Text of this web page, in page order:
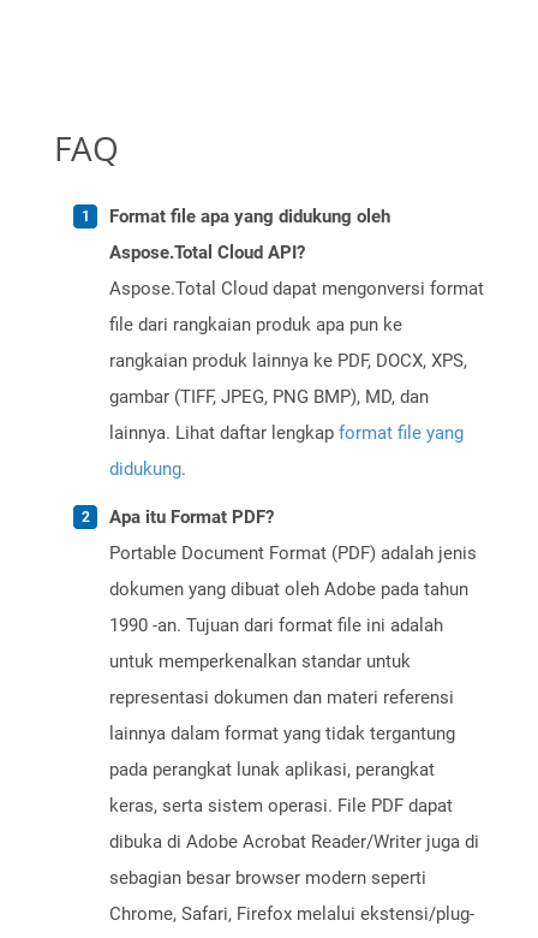
FAQ
Format file apa yang didukung oleh
Aspose.Total Cloud API?
Aspose.Total Cloud dapat mengonversi format
file dari rangkaian produk apa pun ke
rangkaian produk lainnya ke PDF, DOCX, XPS,
gambar (TIFF, JPEG, PNG BMP), MD, dan
lainnya. Lihat daftar lengkap format file yang
didukung.
Apa itu Format PDF?
Portable Document Format (PDF) adalah jenis
dokumen yang dibuat oleh Adobe pada tahun
1990 -an. Tujuan dari format file ini adalah
untuk memperkenalkan standar untuk
representasi dokumen dan materi referensi
lainnya dalam format yang tidak tergantung
pada perangkat lunak aplikasi, perangkat
keras, serta sistem operasi. File PDF dapat
dibuka di Adobe Acrobat Reader/Writer juga di
sebagian besar browser modern seperti
Chrome, Safari, Firefox melalui ekstensi/plug-